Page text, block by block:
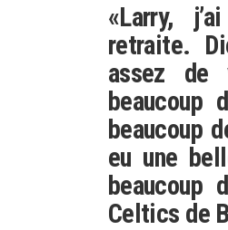
«Larry,
retraite.
assez de
beaucoup
beaucoup
eu une
beaucoup
Celtics de